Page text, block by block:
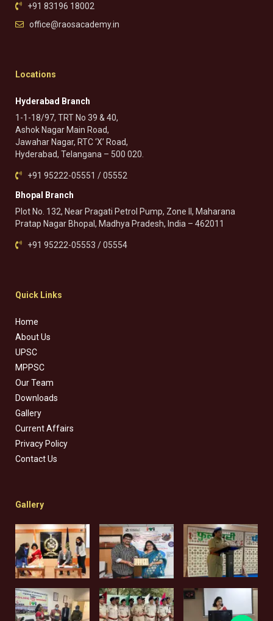
+91 83196 18002
office@raosacademy.in
Locations
Hyderabad Branch
1-1-18/97, TRT No 39 & 40,
Ashok Nagar Main Road,
Jawahar Nagar, RTC ‘X’ Road,
Hyderabad, Telangana – 500 020.
+91 95222-05551 / 05552
Bhopal Branch
Plot No. 132, Near Pragati Petrol Pump, Zone II, Maharana
Pratap Nagar Bhopal, Madhya Pradesh, India – 462011
+91 95222-05553 / 05554
Quick Links
Home
About Us
UPSC
MPPSC
Our Team
Downloads
Gallery
Current Affairs
Privacy Policy
Contact Us
Gallery